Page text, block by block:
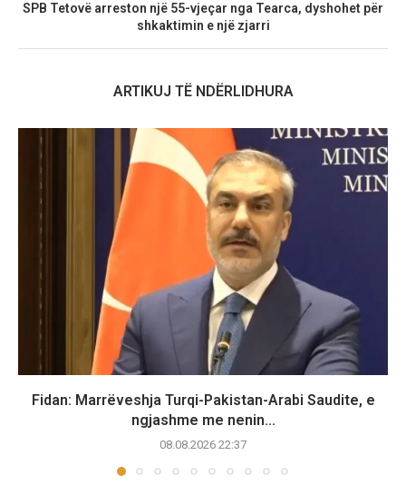
SPB Tetovë arreston një 55-vjeçar nga Tearca, dyshohet për
shkaktimin e një zjarri
ARTIKUJ TË NDËRLIDHURA
Fidan: Marrëveshja Turqi-Pakistan-Arabi Saudite, e
ngjashme me nenin...
08.08.2026 22:37